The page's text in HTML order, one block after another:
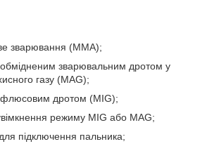
зварювання (ММА);
зварювальним дротом у
газу (MAG);
дротом (MIG);
режиму MIG або MAG;
підключення пальника;